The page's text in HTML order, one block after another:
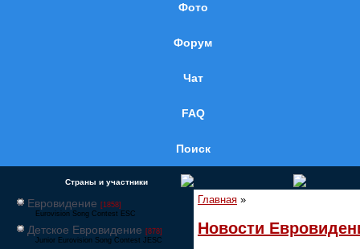
Фото
Форум
Чат
FAQ
Поиск
Страны и участники
Евровидение [1858]
Eurovision Song Contest ESC
Детское Евровидение [878]
Junior Eurovision Song Contest JESC
Главная »
Новости